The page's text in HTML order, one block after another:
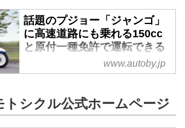
万1,300円（原付二種の125ccは
税込39万3,800円）
（※リアシートの...
グに便利な純正アクセサリーパー
ツが3つも付いた“特別仕様車”が登
場！ しかもwebで申し込むだけで
8万円以上もおトクになるって、
一体どういうこと!?
現存する最古のモーターサイクル
ブランドから120周年を記念する
125スクーターが登場
もっとも歴史を持つモーターサイ
クルブランドはどこか……それっ
いませんか？
トライアンフ？ BSA？ ロイヤル
話題のプジョー「ジャンゴ」
に高速道路にも乗れる150cc
と原付一種免許で運転できる
50ccモデルが新登場!! - web
オートバイ
モデルを多数展開してきたプジョ
www.autoby.jp
トシクル公式ホームページ